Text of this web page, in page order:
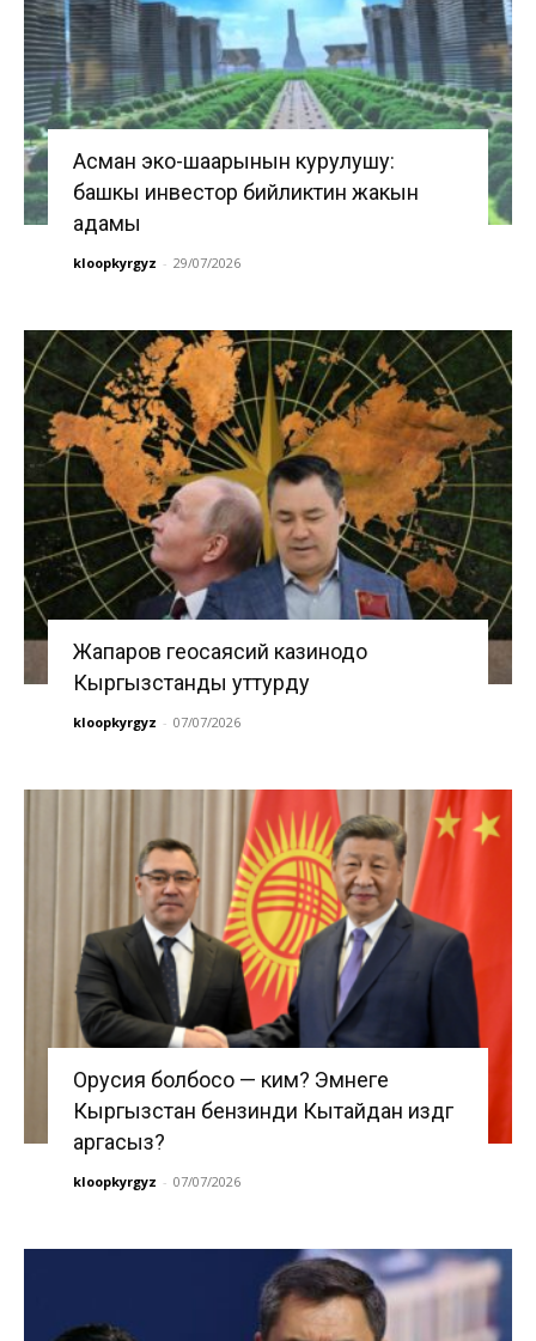
Асман эко-шаарынын курулушу:
башкы инвестор бийликтин жакын
адамы
kloopkyrgyz - 29/07/2026
Жапаров геосаясий казинодо
Кыргызстанды уттурду
kloopkyrgyz - 07/07/2026
Орусия болбосо — ким? Эмнеге
Кыргызстан бензинди Кытайдан издөөгө
аргасыз?
kloopkyrgyz - 07/07/2026